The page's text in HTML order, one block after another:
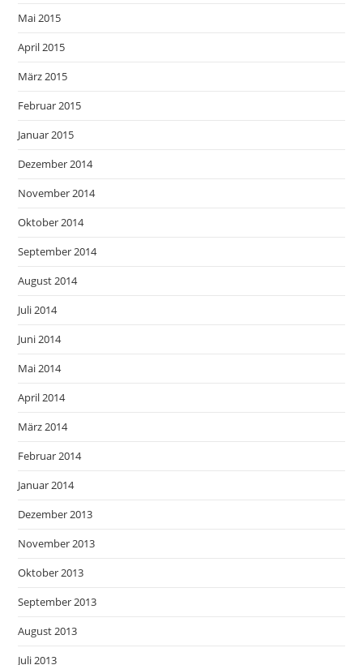
Mai 2015
April 2015
März 2015
Februar 2015
Januar 2015
Dezember 2014
November 2014
Oktober 2014
September 2014
August 2014
Juli 2014
Juni 2014
Mai 2014
April 2014
März 2014
Februar 2014
Januar 2014
Dezember 2013
November 2013
Oktober 2013
September 2013
August 2013
Juli 2013